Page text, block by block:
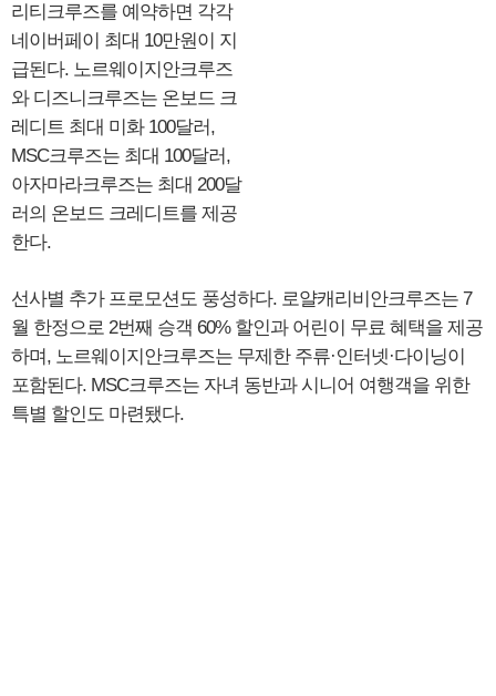
리티크루즈를 예약하면 각각
네이버페이 최대 10만원이 지
급된다. 노르웨이지안크루즈
와 디즈니크루즈는 온보드 크
레디트 최대 미화 100달러,
MSC크루즈는 최대 100달러,
아자마라크루즈는 최대 200달
러의 온보드 크레디트를 제공
한다.
선사별 추가 프로모션도 풍성하다. 로얄캐리비안크루즈는 7
월 한정으로 2번째 승객 60% 할인과 어린이 무료 혜택을 제공
하며, 노르웨이지안크루즈는 무제한 주류·인터넷·다이닝이
포함된다. MSC크루즈는 자녀 동반과 시니어 여행객을 위한
특별 할인도 마련됐다.